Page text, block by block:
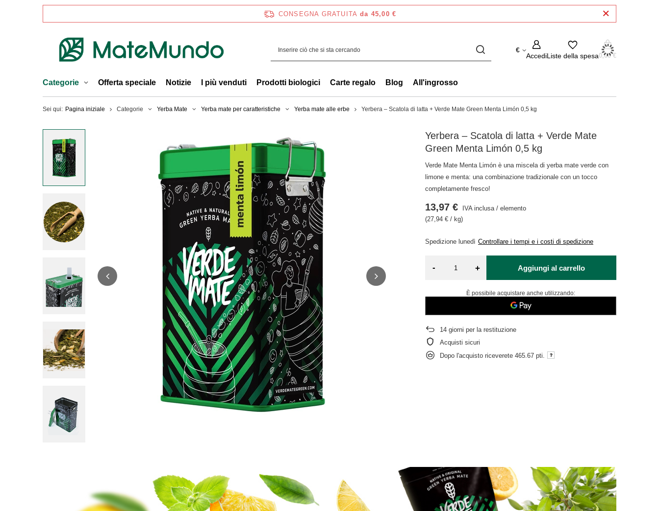
CONSEGNA GRATUITA da 45,00 €
€
AccediListe della spesa0,00 €
Categorie Offerta speciale Notizie I più venduti Prodotti biologici Carte regalo Blog All'ingrosso
Sei qui: Pagina iniziale Categorie Yerba Mate Yerba mate per caratteristiche Yerba mate alle erbe Yerbera – Scatola di latta + Verde Mate Green Menta Limón 0,5 kg
Yerbera – Scatola di latta + Verde Mate
Green Menta Limón 0,5 kg
Verde Mate Menta Limón è una miscela di yerba mate verde con
limone e menta: una combinazione tradizionale con un tocco
completamente fresco!
Spedizione lunedì Controllare i tempi e i costi di spedizione
13,97 € IVA inclusa/elemento
(27,94 € / kg)
- + Aggiungi al carrello
È possibile acquistare anche utilizzando:
14 giorni per la restituzione
Acquisti sicuri
Dopo l'acquisto riceverete465.67 pti.